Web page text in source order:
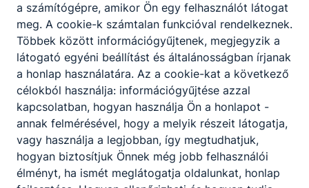
Partnereink
a számítógépre, amikor Ön egy felhasználót látogat
meg. A cookie-k számtalan funkcióval rendelkeznek.
Többek között információgyűjtenek, megjegyzik a
látogató egyéni beállítást és általánosságban írjanak
a honlap használatára. Az a cookie-kat a következő
célokból használja: információgyűjtése azzal
kapcsolatban, hogyan használja Ön a honlapot -
annak felmérésével, hogy a melyik részeit látogatja,
vagy használja a legjobban, így megtudhatjuk,
hogyan biztosítjuk Önnek még jobb felhasználói
élményt, ha ismét meglátogatja oldalunkat, honlap